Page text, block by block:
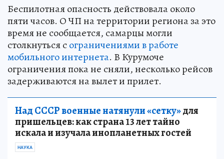
Беспилотная опасность действовала около
пяти часов. О ЧП на территории региона за это
время не сообщается, самарцы могли
столкнуться сограничениями в работе
мобильного интернета. В Курумоче
ограничения пока не сняли, несколько рейсов
задерживаются на вылет и прилет.
Над СССР военные натянули «сетку»для
пришельцев: как страна 13 лет тайно
искала и изучала инопланетных гостей
НАУКА